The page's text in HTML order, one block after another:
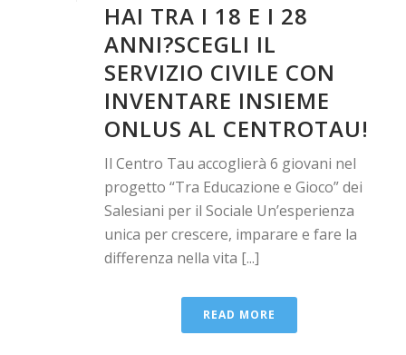
HAI TRA I 18 E I 28
ANNI?SCEGLI IL
SERVIZIO CIVILE CON
INVENTARE INSIEME
ONLUS AL CENTROTAU!
Il Centro Tau accoglierà 6 giovani nel
progetto “Tra Educazione e Gioco” dei
Salesiani per il Sociale Un’esperienza
unica per crescere, imparare e fare la
differenza nella vita [...]
READ MORE